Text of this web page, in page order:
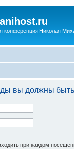
конференция Николая
вы должны
при каждом